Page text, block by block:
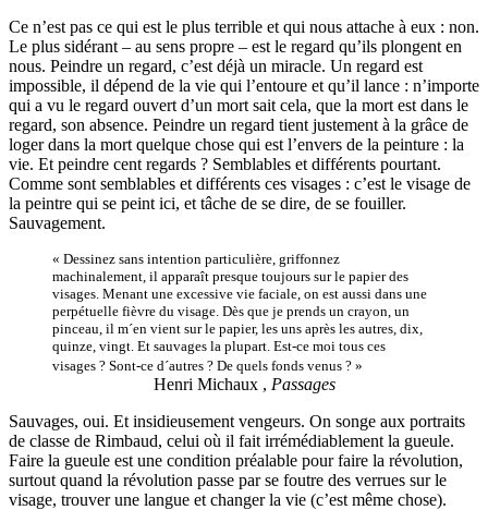
Ce n’est pas ce qui est le plus terrible et qui nous attache à eux : non.
Le plus sidérant – au sens propre – est le regard qu’ils plongent en
nous. Peindre un regard, c’est déjà un miracle. Un regard est
impossible, il dépend de la vie qui l’entoure et qu’il lance : n’importe
qui a vu le regard ouvert d’un mort sait cela, que la mort est dans le
regard, son absence. Peindre un regard tient justement à la grâce de
loger dans la mort quelque chose qui est l’envers de la peinture : la
vie. Et peindre cent regards ? Semblables et différents pourtant.
Comme sont semblables et différents ces visages : c’est le visage de
la peintre qui se peint ici, et tâche de se dire, de se fouiller.
Sauvagement.
« Dessinez sans intention particulière, griffonnez
machinalement, il apparaît presque toujours sur le papier des
visages. Menant une excessive vie faciale, on est aussi dans une
perpétuelle fièvre du visage. Dès que je prends un crayon, un
pinceau, il m´en vient sur le papier, les uns après les autres, dix,
quinze, vingt. Et sauvages la plupart. Est-ce moi tous ces
visages ? Sont-ce d´autres ? De quels fonds venus ? »
Henri Michaux , Passages
Sauvages, oui. Et insidieusement vengeurs. On songe aux portraits
de classe de Rimbaud, celui où il fait irrémédiablement la gueule.
Faire la gueule est une condition préalable pour faire la révolution,
surtout quand la révolution passe par se foutre des verrues sur le
visage, trouver une langue et changer la vie (c’est même chose).